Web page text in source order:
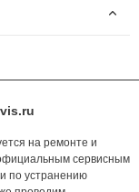
на ремонте и
сервисным
по устранению